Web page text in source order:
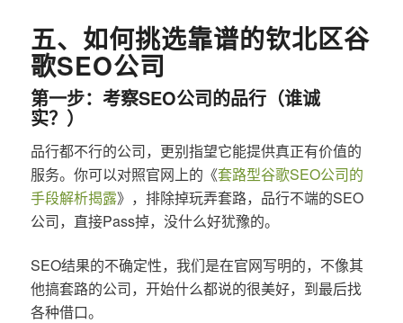
五、如何挑选靠谱的钦北区谷
歌SEO公司
第一步：考察SEO公司的品行（谁诚
实？）
品行都不行的公司，更别指望它能提供真正有价值的
服务。你可以对照官网上的《套路型谷歌SEO公司的
手段解析揭露》，排除掉玩弄套路，品行不端的SEO
公司，直接Pass掉，没什么好犹豫的。
SEO结果的不确定性，我们是在官网写明的，不像其
他搞套路的公司，开始什么都说的很美好，到最后找
各种借口。